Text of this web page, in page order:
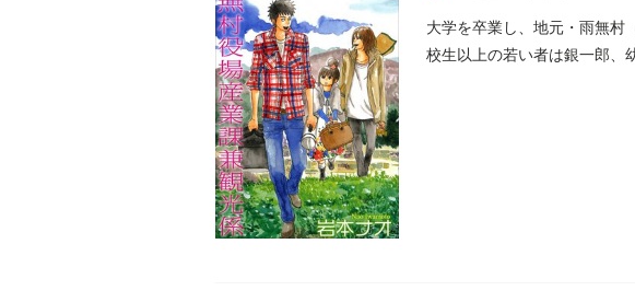
大学を卒業し、地元・雨無村
校生以上の若い者は銀一郎、